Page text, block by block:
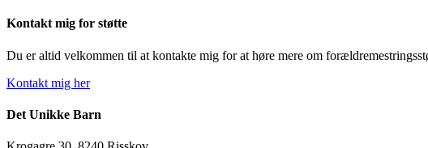
Kontakt mig for støtte
Du er altid velkommen til at kontakte mig for at høre mere om
Kontakt mig her
Det Unikke Barn